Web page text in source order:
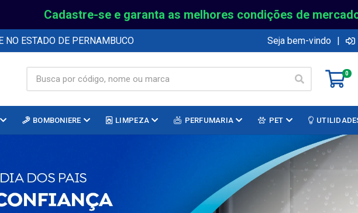
Cadastre-se e garanta as melhores condições de
NO ESTADO DE PERNAMBUCO Seja bem-vindo |
0
BOMBONIERE LIMPEZA PERFUMARIA PET